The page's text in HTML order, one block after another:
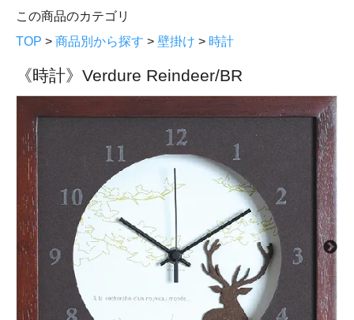
この商品のカテゴリ
TOP > 商品別から探す > 壁掛け > 時計
《時計》Verdure Reindeer/BR